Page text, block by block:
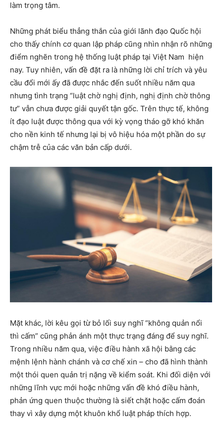
làm trọng tâm.
Những phát biểu thẳng thắn của giới lãnh đạo Quốc hội
cho thấy chính cơ quan lập pháp cũng nhìn nhận rõ những
điểm nghẽn trong hệ thống luật pháp tại Việt Nam hiện
nay. Tuy nhiên, vấn đề đặt ra là những lời chỉ trích và yêu
cầu đổi mới ấy đã được nhắc đến suốt nhiều năm qua
nhưng tình trạng “luật chờ nghị định, nghị định chờ thông
tư” vẫn chưa được giải quyết tận gốc. Trên thực tế, không
ít đạo luật được thông qua với kỳ vọng tháo gỡ khó khăn
cho nền kinh tế nhưng lại bị vô hiệu hóa một phần do sự
chậm trễ của các văn bản cấp dưới.
Mặt khác, lời kêu gọi từ bỏ lối suy nghĩ “không quản nổi
thì cấm” cũng phản ánh một thực trạng đáng để suy nghĩ.
Trong nhiều năm qua, việc điều hành xã hội bằng các
mệnh lệnh hành chánh và cơ chế xin – cho đã hình thành
một thói quen quản trị nặng về kiểm soát. Khi đối diện với
những lĩnh vực mới hoặc những vấn đề khó điều hành,
phản ứng quen thuộc thường là siết chặt hoặc cấm đoán
thay vì xây dựng một khuôn khổ luật pháp thích hợp.